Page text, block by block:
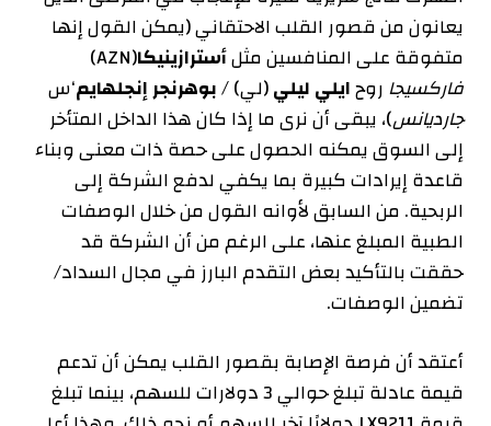
يعانون من قصور القلب الاحتقاني (يمكن القول إنها
متفوقة على المنافسين مثلأسترازينيكا(AZN)
فاركسيجاروحايلي ليلي(لي) /بوهرنجر إنجلهايم‘س
جارديانس)، يبقى أن نرى ما إذا كان هذا الداخل المتأخر
إلى السوق يمكنه الحصول على حصة ذات معنىوبناء
قاعدة إيرادات كبيرة بما يكفي لدفع الشركة إلى
الربحية. من السابق لأوانه القول من خلال الوصفات
الطبية المبلغ عنها، على الرغم من أن الشركة قد
حققت بالتأكيد بعض التقدم البارز في مجال السداد/
تضمين الوصفات.
أعتقد أن فرصة الإصابة بقصور القلب يمكن أن تدعم
قيمة عادلة تبلغ حوالي 3 دولارات للسهم، بينما تبلغ